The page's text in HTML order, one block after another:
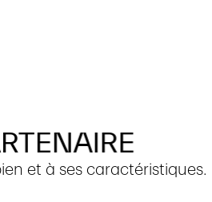
et à ses caractéristiques.